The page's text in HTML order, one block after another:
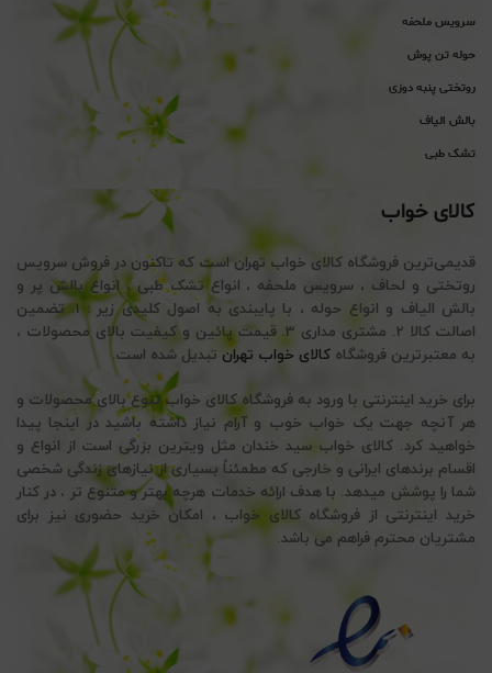
سرویس ملحفه
حوله تن پوش
روتختی پنبه دوزی
بالش الیاف
تشک طبی
کالای خواب
قدیمی‌ترین فروشگاه کالای خواب تهران است که تاکنون در فروش سرویس
روتختی و لحاف ، سرویس ملحفه ، انواع تشک طبی ، انواع بالش پر و
بالش الیاف و انواع حوله ، با پایبندی به اصول کلیدی زیر : 1. تضمین
اصالت کالا 2. مشتری مداری 3. قیمت پائین و کیفیت بالای محصولات ،
به معتبرترین فروشگاه کالای خواب تهران تبدیل شده است.
برای خرید اینترنتی با ورود به فروشگاه کالای خواب تنوع بالای محصولات و
هر آنچه جهت یک خواب خوب و آرام نیاز داشته باشید در اینجا پیدا
خواهید کرد. کالای خواب سید خندان مثل ویترین بزرگی است از انواع و
اقسام برندهای ایرانی و خارجی که مطمئناً بسیاری از نیازهای زندگی شخصی
شما را پوشش میدهد. با هدف ارائه خدمات هرچه بهتر و متنوع تر ، در کنار
خرید اینترنتی از فروشگاه کالای خواب ، امکان خرید حضوری نیز برای
مشتریان محترم فراهم می باشد.